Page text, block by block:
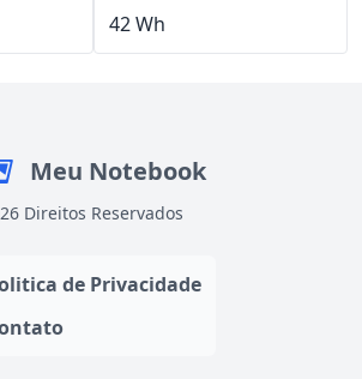
42 Wh
Meu Notebook
Direitos Reservados
de Privacidade